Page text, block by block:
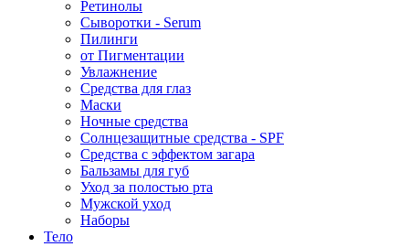
Ретинолы
Сыворотки - Serum
Пилинги
от Пигментации
Увлажнение
Средства для глаз
Маски
Ночные средства
Солнцезащитные средства - SPF
Средства c эффектом загара
Бальзамы для губ
Уход за полостью рта
Мужской уход
Наборы
Тело